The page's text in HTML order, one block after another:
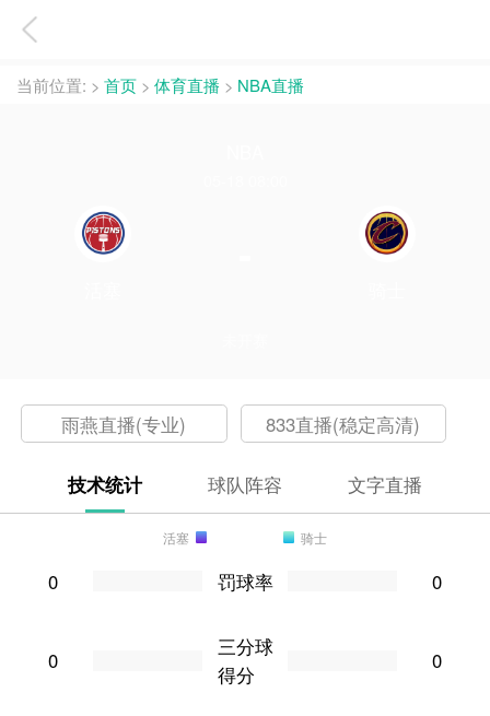
当前位置: > 首页 > 体育直播 > NBA直播
雨燕直播(专业) 833直播(稳定高清)
技术统计 球队阵容 文字直播
活塞 骑士
0 罚球率 0
0
三分球
得分
0